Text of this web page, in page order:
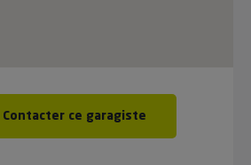
Contacter ce garagiste